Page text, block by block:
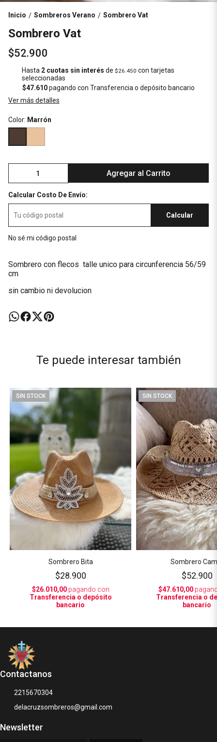
Inicio / Sombreros Verano / Sombrero Vat
Sombrero Vat
$52.900
Hasta 2 cuotas sin interés de $26.450 con tarjetas
seleccionadas
$47.610pagando con Transferencia o depósito bancario
Ver más detalles
Color: Marrón
Agregar al Carrito
Calcular Costo De Envío:
Calcular
No sé mi código postal
Sombrero con flecos talle unico para circunferencia 56/59
cm
sin cambio ni devolucion
Te puede interesar también
SIN STOCK
Sombrero Bita
$28.900
$26.010,00pagando con
Transferencia o depósito
bancario
SIN STOCK
Sombrero
$52.900
$47.610,00
Transferencia o
bancario
Contactanos
2215670304
delacruzsombreros@gmail.com
Newsletter